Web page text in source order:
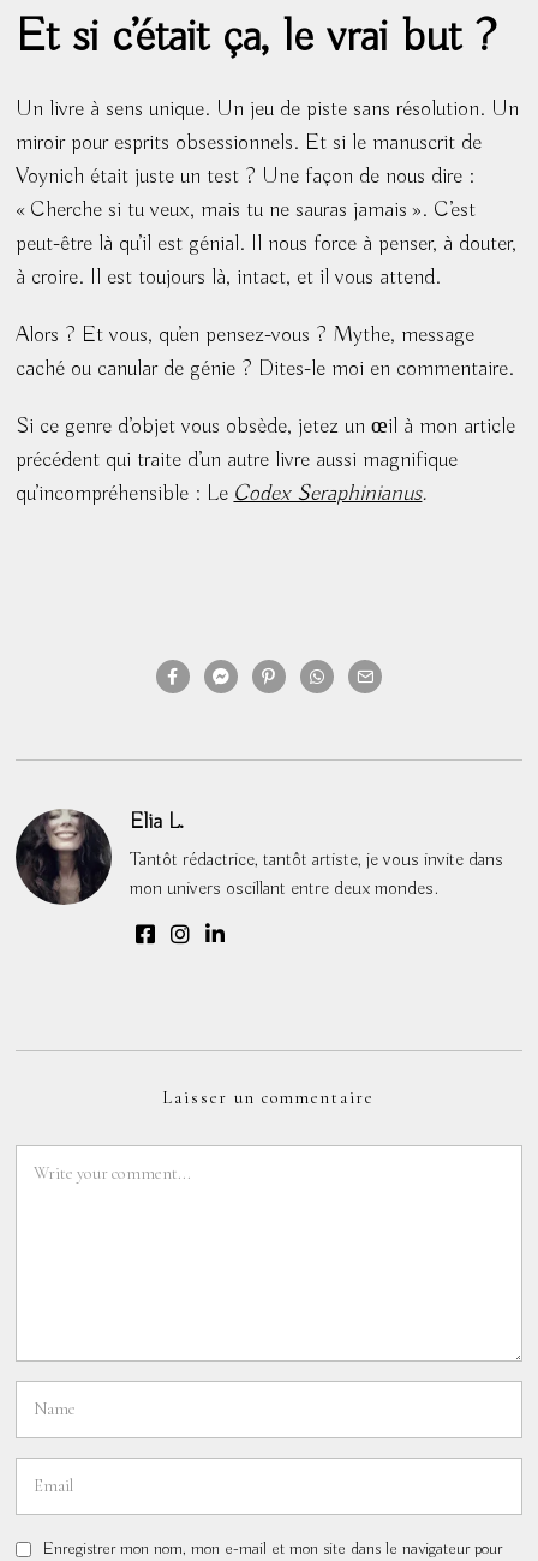
Et si c’était ça, le vrai but ?
Un livre à sens unique. Un jeu de piste sans résolution. Un
miroir pour esprits obsessionnels. Et si le manuscrit de
Voynich était juste un test ? Une façon de nous dire :
« Cherche si tu veux, mais tu ne sauras jamais ». C’est
peut-être là qu’il est génial. Il nous force à penser, à douter,
à croire. Il est toujours là, intact, et il vous attend.
Alors ? Et vous, qu’en pensez-vous ? Mythe, message
caché ou canular de génie ? Dites-le moi en commentaire.
Si ce genre d’objet vous obsède, jetez un œil à mon article
précédent qui traite d’un autre livre aussi magnifique
qu’incompréhensible : LeCodex Seraphinianus.
Elia L.
Tantôt rédactrice, tantôt artiste, je vous invite dans
mon univers oscillant entre deux mondes.
Laisser un commentaire
Enregistrer mon nom, mon e-mail et mon site dans le navigateur pour